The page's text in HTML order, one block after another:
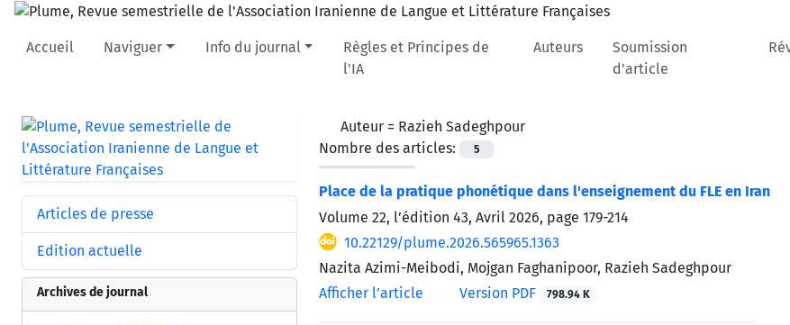
Accueil Naviguer Info du journal
Règles et Principes de
l'IA
Auteurs
Soumission
d'article
Auteur = Razieh Sadeghpour
Nombre des articles:
5
Place de la pratique phonétique dans l'enseignement du FLE en Iran
Volume 22, l’édition 43, Avril 2026, page 179-214
10.22129/plume.2026.565965.1363
Nazita Azimi-Meibodi, Mojgan Faghanipoor, Razieh Sadeghpour
Afficher l’article
Version PDF 798.94 K
Articles de presse
Edition actuelle
Archives de journal